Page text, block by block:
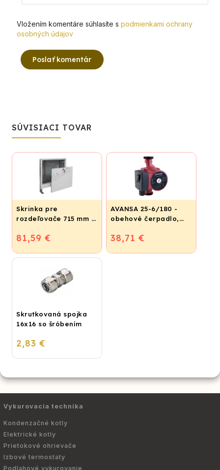
Vložením komentáre súhlasíte s podmienkami ochrany
osobných údajov
Poslať komentár
SÚVISIACI TOVAR
Skrinka pre
rozdeľovače 715 mm -
81,59 €
AVANSA 25-6/180 -
obehové čerpadlo,
38,71 €
Skrutkovaná spojka
16x16 so šróbením
2,83 €
Vykurovacia technika
Kondenzačné kotly
Elektrické kotly
Prietokové ohrievače
Izbové termostaty
Podlahové vykurovanie